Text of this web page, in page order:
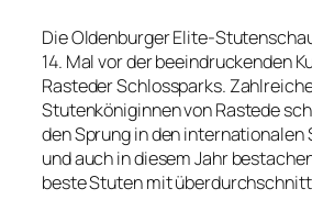
Die Oldenburger Elite-
14. Mal vor der beeindruckenden
Rasteder Schlossparks.
Stutenköniginnen von Rastede
den Sprung in den internationalen
und auch in diesem Jahr
beste Stuten mit